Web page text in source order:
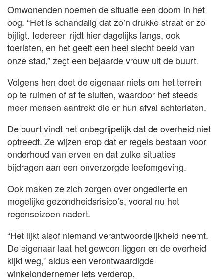
Omwonenden noemen de situatie een doorn in het
oog. “Het is schandalig dat zo’n drukke straat er zo
bijligt. Iedereen rijdt hier dagelijks langs, ook
toeristen, en het geeft een heel slecht beeld van
onze stad,” zegt een bejaarde vrouw uit de buurt.
Volgens hen doet de eigenaar niets om het terrein
op te ruimen of af te sluiten, waardoor het steeds
meer mensen aantrekt die er hun afval achterlaten.
De buurt vindt het onbegrijpelijk dat de overheid niet
optreedt. Ze wijzen erop dat er regels bestaan voor
onderhoud van erven en dat zulke situaties
bijdragen aan een onverzorgde leefomgeving.
Ook maken ze zich zorgen over ongedierte en
mogelijke gezondheidsrisico’s, vooral nu het
regenseizoen nadert.
“Het lijkt alsof niemand verantwoordelijkheid neemt.
De eigenaar laat het gewoon liggen en de overheid
kijkt weg,” aldus een verontwaardigde
winkelondernemer iets verderop.